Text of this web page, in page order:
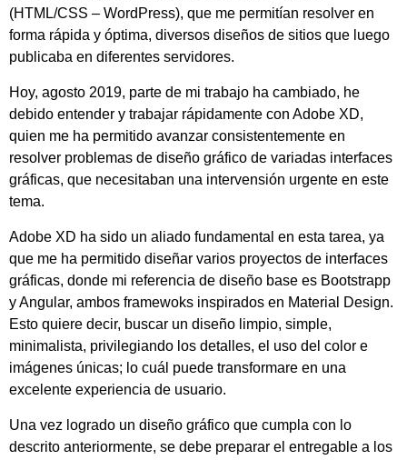
(HTML/CSS – WordPress), que me permitían resolver en
forma rápida y óptima, diversos diseños de sitios que luego
publicaba en diferentes servidores.
Hoy, agosto 2019, parte de mi trabajo ha cambiado, he
debido entender y trabajar rápidamente con Adobe XD,
quien me ha permitido avanzar consistentemente en
resolver problemas de diseño gráfico de variadas interfaces
gráficas, que necesitaban una intervensión urgente en este
tema.
Adobe XD ha sido un aliado fundamental en esta tarea, ya
que me ha permitido diseñar varios proyectos de interfaces
gráficas, donde mi referencia de diseño base es Bootstrapp
y Angular, ambos framewoks inspirados en Material Design.
Esto quiere decir, buscar un diseño limpio, simple,
minimalista, privilegiando los detalles, el uso del color e
imágenes únicas; lo cuál puede transformare en una
excelente experiencia de usuario.
Una vez logrado un diseño gráfico que cumpla con lo
descrito anteriormente, se debe preparar el entregable a los